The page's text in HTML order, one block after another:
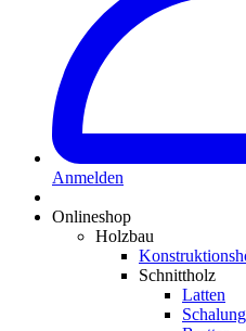
Anmelden
Onlineshop
Holzbau
Schnittholz
Latten
Schalung